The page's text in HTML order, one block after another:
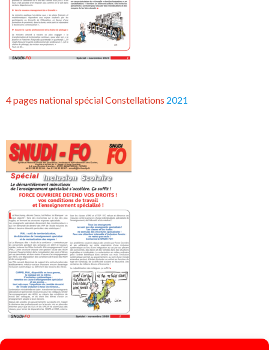
4 pages national spécial Constellations 2021